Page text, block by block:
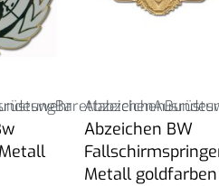
Barettabzeichen
Abzeichen
Abzeichen BW
Metall goldfarben